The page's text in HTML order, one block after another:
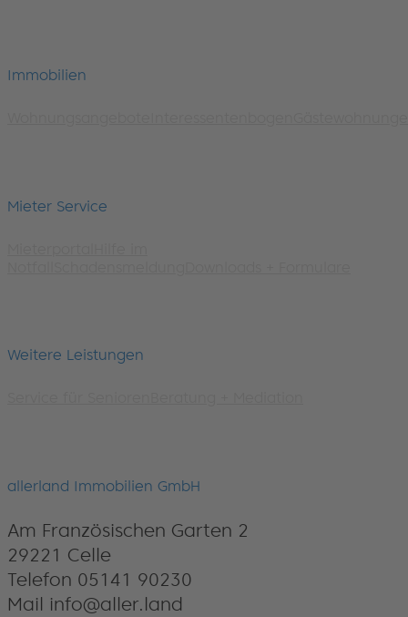
Immobilien
Mieter Service
Weitere Leistungen
allerland Immobilien GmbH
Am Französischen Garten 2
29221 Celle
Telefon 05141 90230
Mail info@aller.land